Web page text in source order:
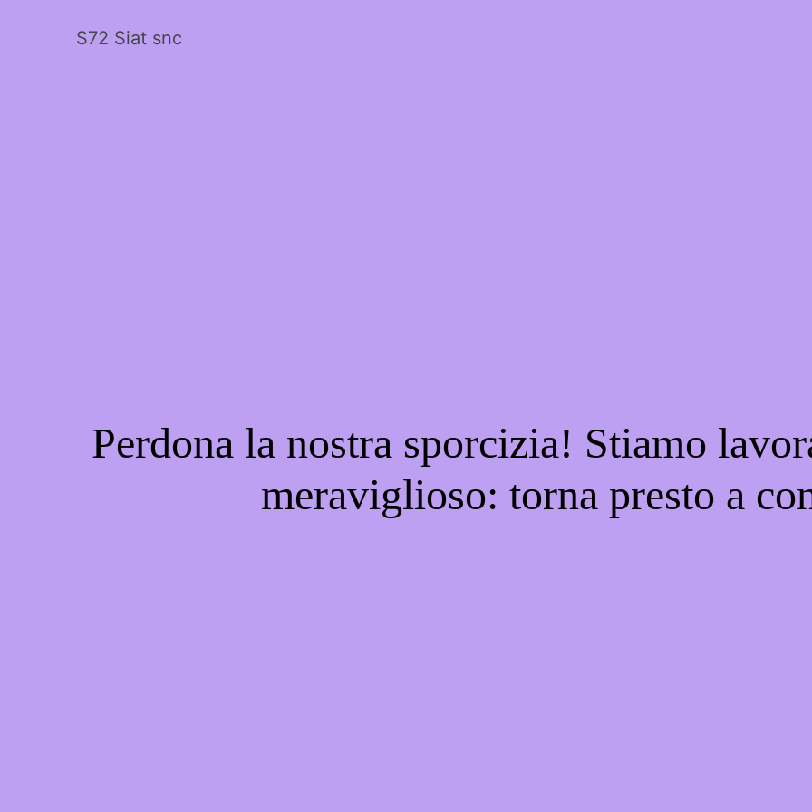
S72 Siat snc
Perdona la nostra sporcizia! Stiamo
meraviglioso: torna presto a